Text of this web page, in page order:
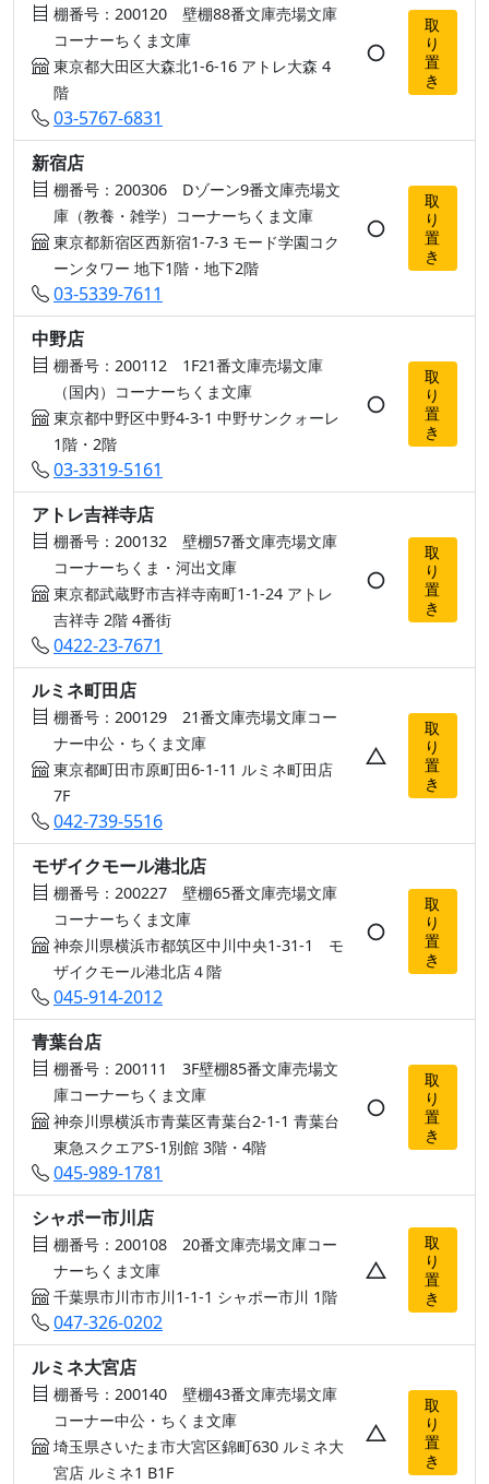
棚番号：200120 壁棚88番文庫売場文庫
コーナーちくま文庫
東京都大田区大森北1-6-16 アトレ大森 4
階
03-5767-6831
○
取
り
置
き
新宿店
棚番号：200306 Dゾーン9番文庫売場文
庫（教養・雑学）コーナーちくま文庫
東京都新宿区西新宿1-7-3 モード学園コク
ーンタワー 地下1階・地下2階
03-5339-7611
○
取
り
置
き
中野店
棚番号：200112 1F21番文庫売場文庫
（国内）コーナーちくま文庫
東京都中野区中野4-3-1 中野サンクォーレ
1階・2階
03-3319-5161
○
取
り
置
き
アトレ吉祥寺店
棚番号：200132 壁棚57番文庫売場文庫
コーナーちくま・河出文庫
東京都武蔵野市吉祥寺南町1-1-24 アトレ
吉祥寺 2階 4番街
0422-23-7671
○
取
り
置
き
ルミネ町田店
棚番号：200129 21番文庫売場文庫コー
ナー中公・ちくま文庫
東京都町田市原町田6-1-11 ルミネ町田店
7F
042-739-5516
△
取
り
置
き
モザイクモール港北店
棚番号：200227 壁棚65番文庫売場文庫
コーナーちくま文庫
神奈川県横浜市都筑区中川中央1-31-1 モ
ザイクモール港北店４階
045-914-2012
○
取
り
置
き
青葉台店
棚番号：200111 3F壁棚85番文庫売場文
庫コーナーちくま文庫
神奈川県横浜市青葉区青葉台2-1-1 青葉台
東急スクエアS-1別館 3階・4階
045-989-1781
○
取
り
置
き
シャポー市川店
棚番号：200108 20番文庫売場文庫コー
ナーちくま文庫
千葉県市川市市川1-1-1 シャポー市川 1階
047-326-0202
△
取
り
置
き
ルミネ大宮店
棚番号：200140 壁棚43番文庫売場文庫
コーナー中公・ちくま文庫
埼玉県さいたま市大宮区錦町630 ルミネ大
宮店 ルミネ1 B1F
△
取
り
置
き